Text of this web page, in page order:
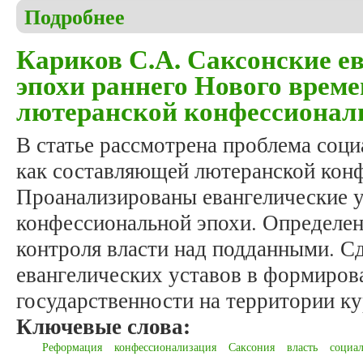
Подробнее
Кариков С.А. Саксонские
эпохи раннего Нового
лютеранской
В статье рассмотрена проблема
как составляющей лютеранской
Проанализированы евангелические
конфессиональной эпохи.
контроля власти над подданными.
евангелических уставов в
государственности на территории
Ключевые слова:
Реформация конфессионализация Саксония власть